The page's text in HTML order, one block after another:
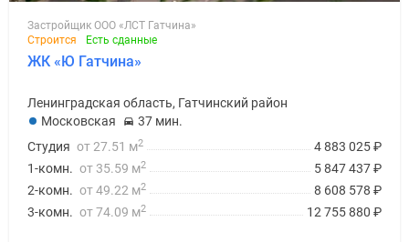
Застройщик ООО «ЛСТ Гатчина»
Строится
Есть сданные
ЖК «Ю Гатчина»
Ленинградская область, Гатчинский район
Московская
37 мин.
4 883 025₽
Студия от 27.51 м2
5 847 437₽
1-комн. от 35.59 м2
8 608 578 ₽
2-комн. от 49.22 м2
12 755 880 ₽
3-комн. от 74.09 м2